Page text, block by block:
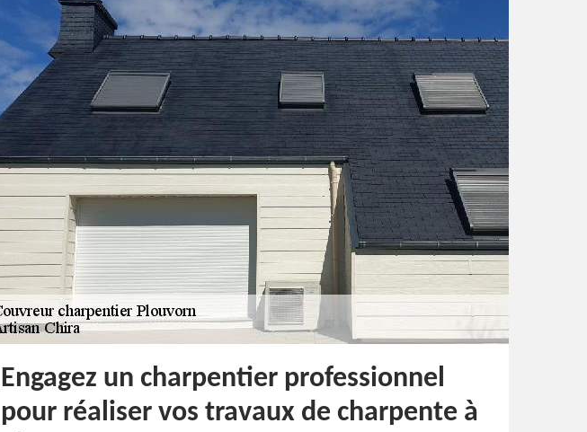
Engagez un charpentier professionnel
pour réaliser vos travaux de charpente à